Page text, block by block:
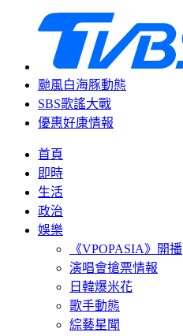
颱風白海豚動態
SBS歌謠大戰
優惠好康情報
首頁
即時
生活
政治
娛樂
《VPOPASIA》開播
演唱會搶票情報
日韓爆米花
歌手動態
綜藝星聞